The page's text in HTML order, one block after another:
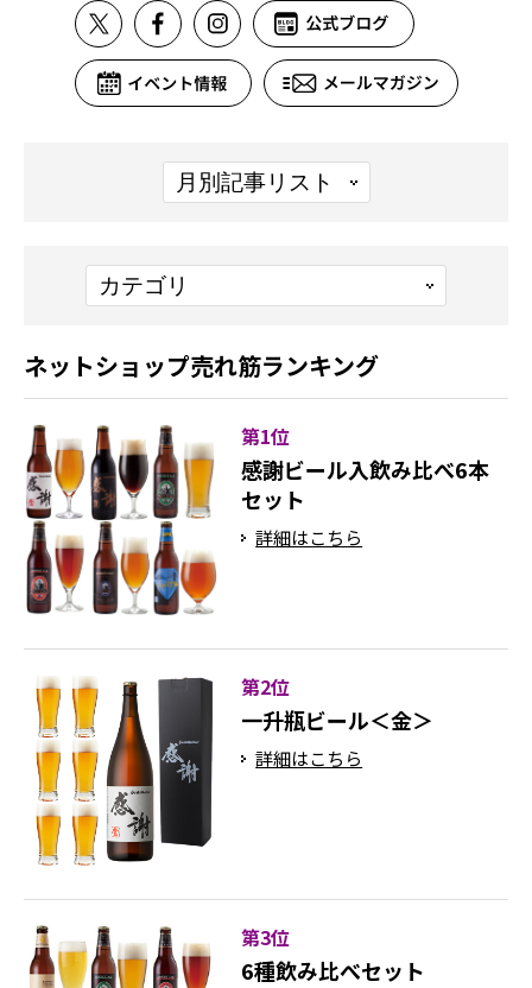
ネットショップ売れ筋ランキング
第1位
感謝ビール入飲み比べ6本
セット
詳細はこちら
第2位
一升瓶ビール＜金＞
詳細はこちら
第3位
6種飲み比べセット